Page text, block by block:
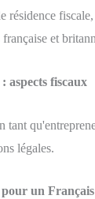
et
aspects fiscaux
tant
légales.
un Français